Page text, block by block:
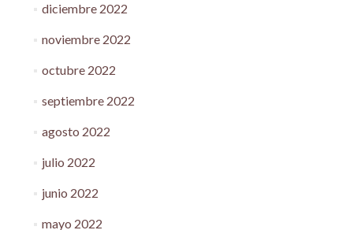
diciembre 2022
noviembre 2022
octubre 2022
septiembre 2022
agosto 2022
julio 2022
junio 2022
mayo 2022